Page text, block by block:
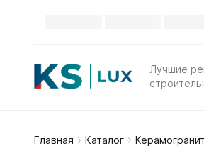
Лучшие
Главная Каталог Керамогранит